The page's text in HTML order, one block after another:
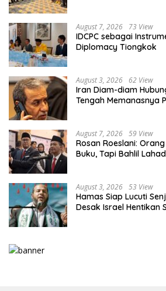
August 7, 2026 73 View
IDCPC sebagai
Diplomacy Tiongkok
August 3, 2026 62 View
Iran Diam-diam
Tengah Memanasnya
August 7, 2026 59 View
Rosan Roeslani:
Buku, Tapi Bahlil
August 3, 2026 53 View
Hamas Siap Lucuti
Desak Israel Hentikan